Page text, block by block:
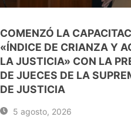
COMENZÓ LA
«ÍNDICE DE CRIANZA Y
LA JUSTICIA» CON LA
DE JUECES DE LA
DE JUSTICIA
5 agosto, 2026